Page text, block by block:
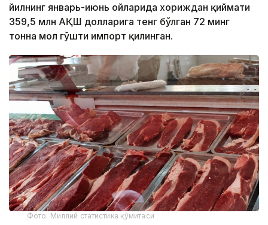
йилнинг январь-июнь ойларида хориждан қиймати
359,5 млн АҚШ долларига тенг бўлган 72 минг
тонна мол гўшти импорт қилинган.
Фото: Миллий статистика қўмитаси